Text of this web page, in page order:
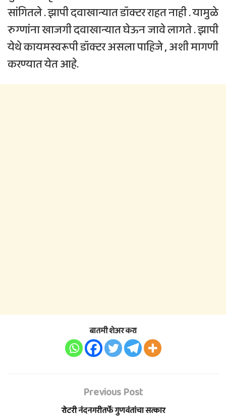
सांगितले . झापी दवाखान्यात डॉक्टर राहत नाही . यामुळे
रुग्णांना खाजगी दवाखान्यात घेऊन जावे लागते . झापी
येथे कायमस्वरूपी डॉक्टर असला पाहिजे , अशी मागणी
करण्यात येत आहे.
बातमी शेअर करा
Previous Post
रोटरी नंदनगरीतर्फे गुणवंतांचा सत्कार